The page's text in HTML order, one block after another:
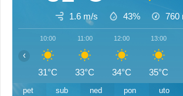
1.6 m/s 43% 760
10:00
31°C
11:00
33°C
12:00
34°C
13:00
35°C
‹
pet sub ned pon uto